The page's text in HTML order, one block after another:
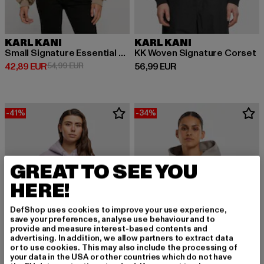
KARL KANI
Small Signature Essential Os Hoodie
42,89 EUR
Derzeitiger Preis: 42,89 EUR
54,99 EURAktionspreis: 54,99 EUR
KARL KANI
KK Woven Signature Corset
56,99 EUR
Derzeitiger Preis: 56,99 EUR
-41% -34%
GREAT TO SEE YOU
HERE!
DefShop uses cookies to improve your use experience,
save your preferences, analyse use behaviour and to
provide and measure interest-based contents and
advertising. In addition, we allow partners to extract data
or to use cookies. This may also include the processing of
your data in the USA or other countries which do not have